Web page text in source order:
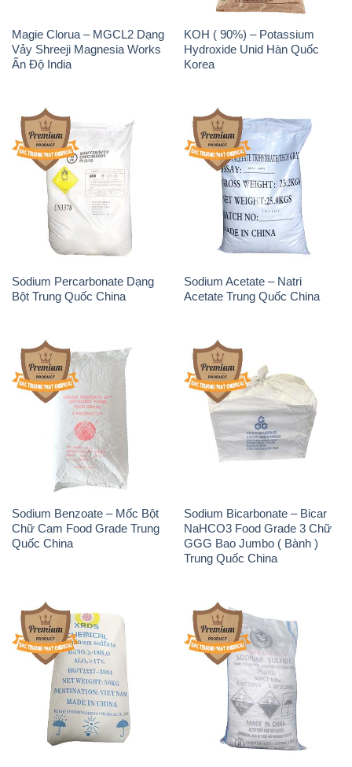
Magie Clorua – MGCL2 Dạng
Vảy Shreeji Magnesia Works
Ấn Độ India
KOH ( 90%) – Potassium
Hydroxide Unid Hàn Quốc
Korea
Sodium Percarbonate Dạng
Bột Trung Quốc China
Sodium Acetate – Natri
Acetate Trung Quốc China
Sodium Benzoate – Mốc Bột
Chữ Cam Food Grade Trung
Quốc China
Sodium Bicarbonate – Bicar
NaHCO3 Food Grade 3 Chữ
GGG Bao Jumbo ( Bành )
Trung Quốc China